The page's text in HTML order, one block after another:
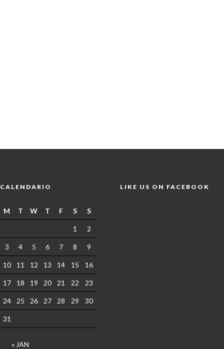
CALENDARIO
M T W T F S S
« JAN
1 2
3 4 5 6 7 8 9
10 11 12 13 14 15 16
17 18 19 20 21 22 23
24 25 26 27 28 29 30
31
LIKE US ON FACEBOOK